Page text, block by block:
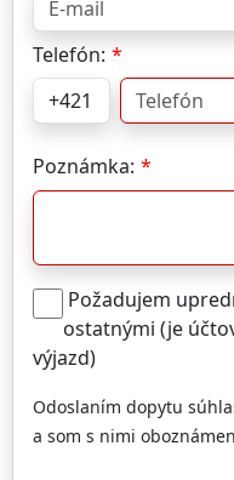
Telefón:
Poznámka:
Požadujem
ostatnými (je
výjazd)
Odoslaním dopytu
a som s nimi